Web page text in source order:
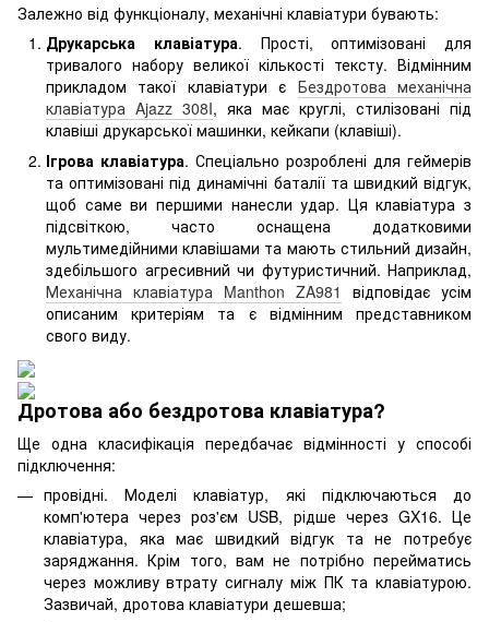
Залежно від функціоналу, механічні клавіатури бувають:
Друкарська клавіатура. Прості, оптимізовані для
тривалого набору великої кількості тексту. Відмінним
прикладом такої клавіатури є Бездротова механічна
клавіатура Ajazz 308I, яка має круглі, стилізовані під
клавіші друкарської машинки, кейкапи (клавіші).
Ігрова клавіатура. Спеціально розроблені для геймерів
та оптимізовані під динамічні баталії та швидкий відгук,
щоб саме ви першими нанесли удар. Ця клавіатура з
підсвіткою, часто оснащена додатковими
мультимедійними клавішами та мають стильний дизайн,
здебільшого агресивний чи футуристичний. Наприклад,
Механічна клавіатура Manthon ZA981
відповідає усім
описаним критеріям та є відмінним представником
свого виду.
Дротова або бездротова клавіатура?
Ще одна класифікація передбачає відмінності у способі
підключення:
провідні. Моделі клавіатур, які підключаються до
комп'ютера через роз'єм USB, рідше через GX16. Це
клавіатура, яка має швидкий відгук та не потребує
заряджання. Крім того, вам не потрібно перейматись
через можливу втрату сигналу між ПК та клавіатурою.
Зазвичай, дротова клавіатури дешевша;